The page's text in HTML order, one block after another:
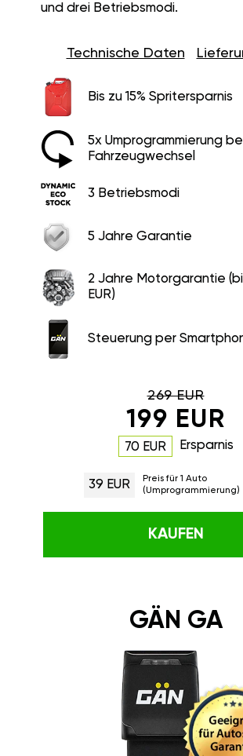
und drei Betriebsmodi.
Technische Daten
Bis zu 15% Spritersparnis
5x Umprogrammierung
Fahrzeugwechsel
3 Betriebsmodi
5 Jahre Garantie
2 Jahre Motorgarantie
EUR)
Steuerung per
269 EUR
199 EUR
70 EUR Ersparnis
39 EUR
Preis für 1 Auto
(Umprogrammierung)
KAUFEN
GÄN GA